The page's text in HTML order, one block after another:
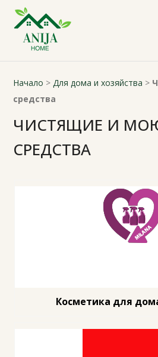
Начало >Для дома и хозяйства >
средства
ЧИСТЯЩИЕ И
СРЕДСТВА
Косметика для